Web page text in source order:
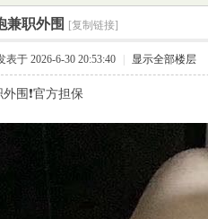
兼职外围 [复制链接]
表于 2026-6-30 20:53:40 显示全部楼层
围❗️官方担保